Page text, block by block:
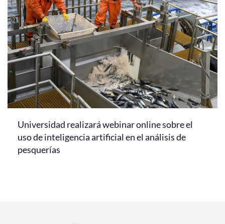
Universidad realizará webinar online sobre el
uso de inteligencia artificial en el análisis de
pesquerías